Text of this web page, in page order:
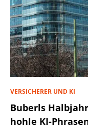
VERSICHERER UND KI
Buberls
hohle KI-